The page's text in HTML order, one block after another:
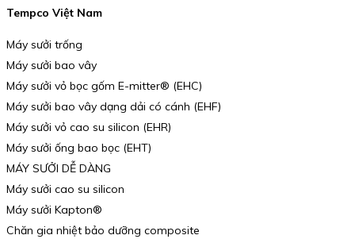
Tempco Việt Nam
Máy sưởi trống
Máy sưởi bao vây
Máy sưởi vỏ bọc gốm E-mitter® (EHC)
Máy sưởi bao vây dạng dải có cánh (EHF)
Máy sưởi vỏ cao su silicon (EHR)
Máy sưởi ống bao bọc (EHT)
MÁY SƯỞI DỄ DÀNG
Máy sưởi cao su silicon
Máy sưởi Kapton®
Chăn gia nhiệt bảo dưỡng composite